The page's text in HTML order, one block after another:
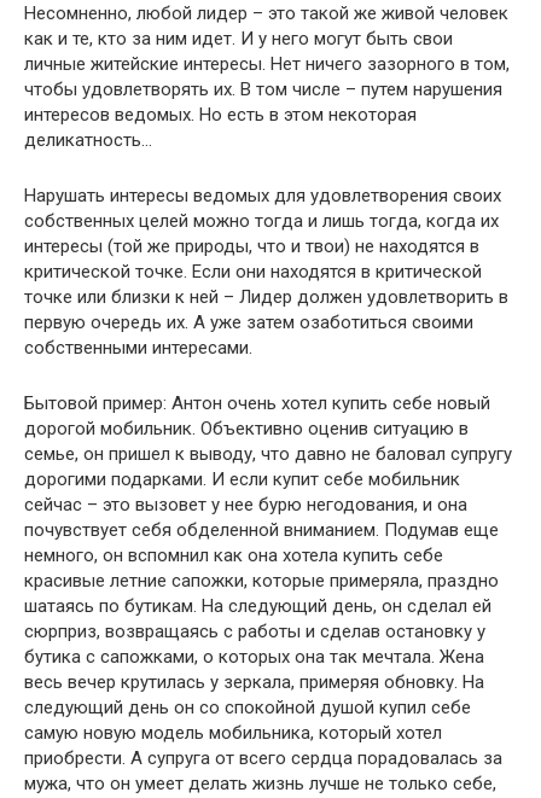
Несомненно, любой лидер – это такой же живой человек
как и те, кто за ним идет. И у него могут быть свои
личные житейские интересы. Нет ничего зазорного в том,
чтобы удовлетворять их. В том числе – путем нарушения
интересов ведомых. Но есть в этом некоторая
деликатность…
Нарушать интересы ведомых для удовлетворения своих
собственных целей можно тогда и лишь тогда, когда их
интересы (той же природы, что и твои) не находятся в
критической точке. Если они находятся в критической
точке или близки к ней – Лидер должен удовлетворить в
первую очередь их. А уже затем озаботиться своими
собственными интересами.
Бытовой пример: Антон очень хотел купить себе новый
дорогой мобильник. Объективно оценив ситуацию в
семье, он пришел к выводу, что давно не баловал супругу
дорогими подарками. И если купит себе мобильник
сейчас – это вызовет у нее бурю негодования, и она
почувствует себя обделенной вниманием. Подумав еще
немного, он вспомнил как она хотела купить себе
красивые летние сапожки, которые примеряла, праздно
шатаясь по бутикам. На следующий день, он сделал ей
сюрприз, возвращаясь с работы и сделав остановку у
бутика с сапожками, о которых она так мечтала. Жена
весь вечер крутилась у зеркала, примеряя обновку. На
следующий день он со спокойной душой купил себе
самую новую модель мобильника, который хотел
приобрести. А супруга от всего сердца порадовалась за
мужа, что он умеет делать жизнь лучше не только себе,